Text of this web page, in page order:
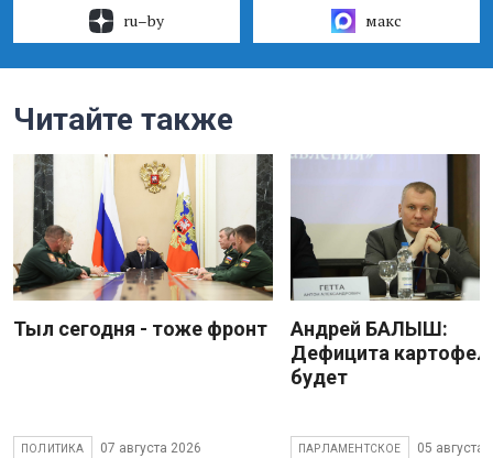
ru–by макс
Читайте также
Тыл сегодня - тоже фронт
ПОЛИТИКА 07 августа 2026
Андрей БАЛЫШ:
Дефицита
будет
ПАРЛАМЕНТСКОЕ 05 августа